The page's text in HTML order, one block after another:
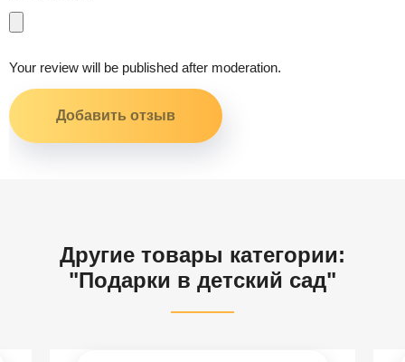
Your review will be published after moderation.
Другие товары категории:
"Подарки в детский сад"